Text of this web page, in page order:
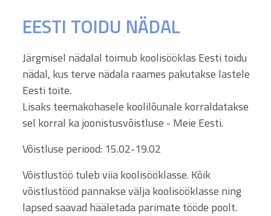
EESTI TOIDU NÄDAL
Järgmisel nädalal toimub koolisööklas Eesti toidu
nädal, kus terve nädala raames pakutakse lastele
Eesti toite.
Lisaks teemakohasele koolilõunale korraldatakse
sel korral ka joonistusvõistluse - Meie Eesti.
Võistluse periood: 15.02-19.02
Võistlustöö tuleb viia koolisööklasse. Kõik
võistlustööd pannakse välja koolisööklasse ning
lapsed saavad hääletada parimate tööde poolt.